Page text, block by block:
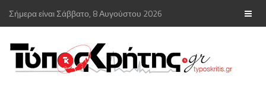
Σήμερα είναι Σάββατο, 8 Αυγούστου 2026